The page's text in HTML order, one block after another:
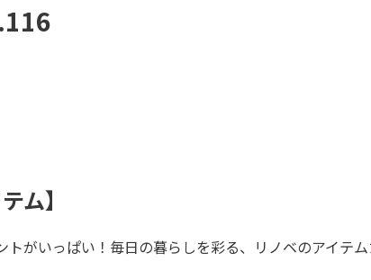
ム】
トがいっぱい！毎日の暮らしを彩る、リノベのアイテム